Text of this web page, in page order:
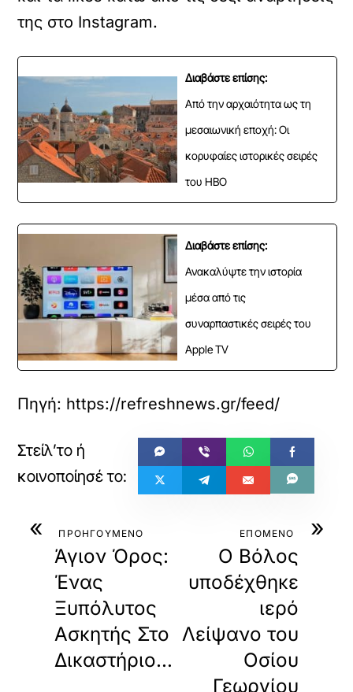
της στο Instagram.
Διαβάστε επίσης:
Από την αρχαιότητα ως τη
μεσαιωνική εποχή: Οι
κορυφαίες ιστορικές σειρές
του HBO
Διαβάστε επίσης:
Ανακαλύψτε την ιστορία
μέσα από τις
συναρπαστικές σειρές του
Apple TV
Πηγή: https://refreshnews.gr/feed/
« ΠΡΟΗΓΟΥΜΕΝΟ
Άγιον Όρος:
Ένας
Ξυπόλυτος
Ασκητής Στο
Δικαστήριο…
»
ΕΠΟΜΕΝΟ
Ο Βόλος
υποδέχθηκε
ιερό
Λείψανο του
Οσίου
Γεωργίου